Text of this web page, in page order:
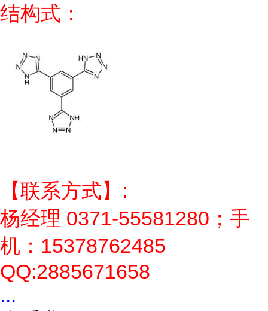
结构式：
【联系方式】:
杨经理 0371-55581280；手
机：15378762485
QQ:2885671658
...